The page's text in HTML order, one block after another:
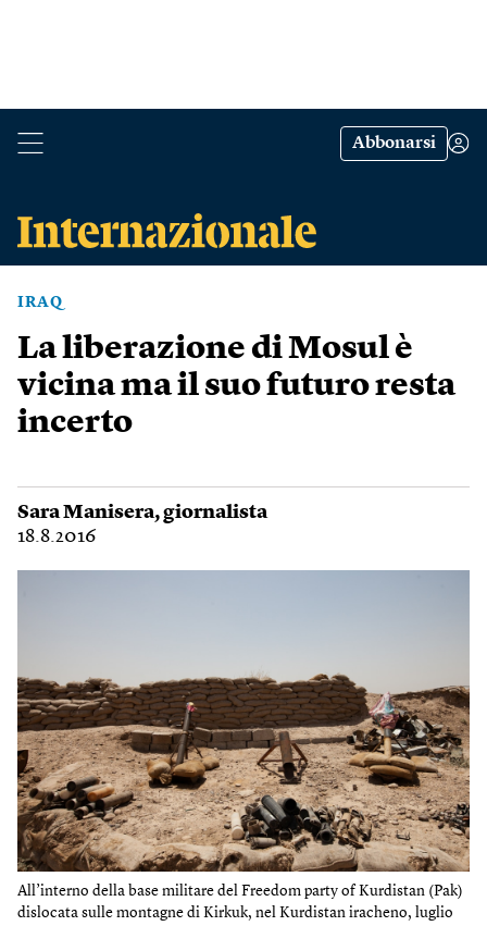
Abbonarsi
IRAQ
La liberazione di Mosul è
vicina ma il suo futuro resta
incerto
Sara Manisera, giornalista
18.8.2016
All’interno della base militare del Freedom party of Kurdistan (Pak)
dislocata sulle montagne di Kirkuk, nel Kurdistan iracheno, luglio